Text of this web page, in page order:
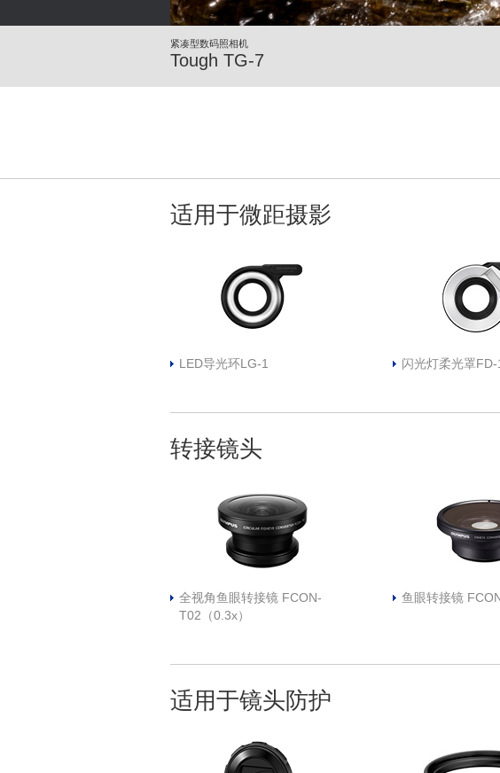
紧凑型数码照相机
Tough TG-7
适用于微距摄影
LED导光环LG-1 闪光灯柔光罩FD-
转接镜头
全视角鱼眼转接镜 FCON-
T02（0.3x）
鱼眼转接镜
适用于镜头防护